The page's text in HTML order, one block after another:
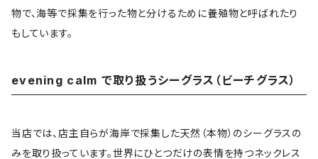
物で、海等で採集を行った物と分けるために養殖物と呼ばれたり
もしています。
evening calm で取り扱うシーグラス（ビーチグラス）
当店では、店主自らが海岸で採集した天然（本物）のシーグラスの
みを取り扱っています。世界にひとつだけの表情を持つネックレス